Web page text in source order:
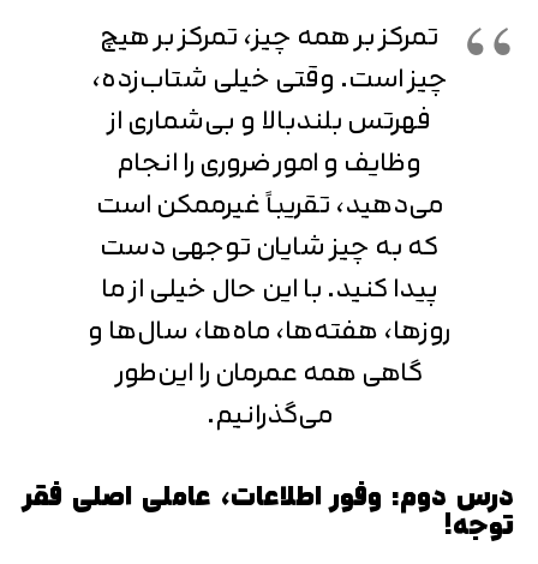
تمرکز بر همه چیز، تمرکز بر هیچ
چیز است. وقتی خیلی شتاب‌زده،
فهرتس بلندبالا و بی‌شماری از
وظایف و امور ضروری را انجام
می‌دهید، تقریباً غیرممکن است
که به چیز شایان توجهی دست
پیدا کنید. با این حال خیلی از ما
روزها، هفته‌ها، ماه‌ها، سال‌ها و
گاهی همه عمرمان را این‌طور
می‌گذرانیم.
درس دوم: وفور اطلاعات، عاملی اصلی فقر
توجه!